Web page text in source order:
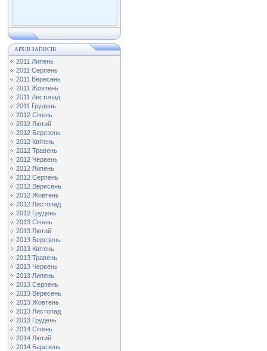
АРХІВ ЗАПИСІВ
2011 Липень
2011 Серпень
2011 Вересень
2011 Жовтень
2011 Листопад
2011 Грудень
2012 Січень
2012 Лютий
2012 Березень
2012 Квітень
2012 Травень
2012 Червень
2012 Липень
2012 Серпень
2012 Вересень
2012 Жовтень
2012 Листопад
2012 Грудень
2013 Січень
2013 Лютий
2013 Березень
2013 Квітень
2013 Травень
2013 Червень
2013 Липень
2013 Серпень
2013 Вересень
2013 Жовтень
2013 Листопад
2013 Грудень
2014 Січень
2014 Лютий
2014 Березень